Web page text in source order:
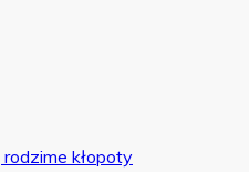
kłopoty